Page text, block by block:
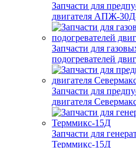
Запчасти для
двигателя АПЖ-
Запчасти для
подогревателей
Запчасти для
двигателя
Запчасти для
Терммикс-15Д